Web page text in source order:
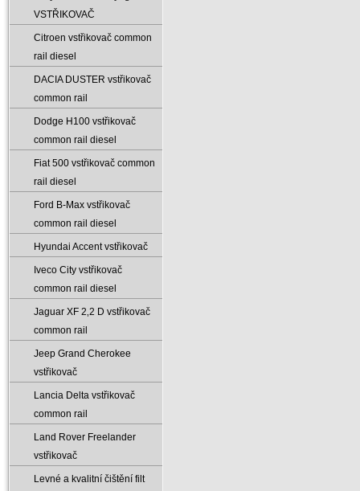
VSTŘIKOVAČ
Citroen vstřikovač common
rail diesel
DACIA DUSTER vstřikovač
common rail
Dodge H100 vstřikovač
common rail diesel
Fiat 500 vstřikovač common
rail diesel
Ford B-Max vstřikovač
common rail diesel
Hyundai Accent vstřikovač
Iveco City vstřikovač
common rail diesel
Jaguar XF 2‚2 D vstřikovač
common rail
Jeep Grand Cherokee
vstřikovač
Lancia Delta vstřikovač
common rail
Land Rover Freelander
vstřikovač
Levné a kvalitní čištění filt